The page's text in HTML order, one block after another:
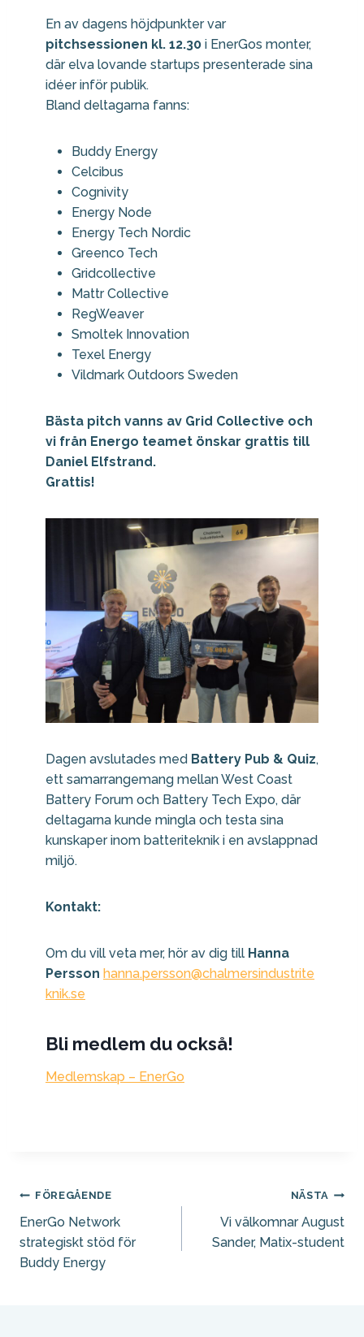
En av dagens höjdpunkter var
pitchsessionen kl. 12.30 i EnerGos monter,
där elva lovande startups presenterade sina
idéer inför publik.
Bland deltagarna fanns:
Buddy Energy
Celcibus
Cognivity
Energy Node
Energy Tech Nordic
Greenco Tech
Gridcollective
Mattr Collective
RegWeaver
Smoltek Innovation
Texel Energy
Vildmark Outdoors Sweden
Bästa pitch vanns av Grid Collective och
vi från Energo teamet önskar grattis till
Daniel Elfstrand.
Grattis!
Dagen avslutades med Battery Pub & Quiz,
ett samarrangemang mellan West Coast
Battery Forum och Battery Tech Expo, där
deltagarna kunde mingla och testa sina
kunskaper inom batteriteknik i en avslappnad
miljö.
Kontakt:
Om du vill veta mer, hör av dig till Hanna
Persson hanna.persson@chalmersindustrite
knik.se
Bli medlem du också!
Medlemskap – EnerGo
Inläggsnavigering
FÖREGÅENDE
EnerGo Network
strategiskt stöd för
Buddy Energy
NÄSTA
Vi välkomnar August
Sander, Matix-student